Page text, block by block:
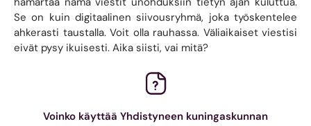
Se on kuin digitaalinen siivousryhmä, joka työskentelee
ahkerasti taustalla. Voit olla rauhassa. Väliaikaiset viestisi
eivät pysy ikuisesti. Aika siisti, vai mitä?
Voinko käyttää Yhdistyneen kuningaskunnan